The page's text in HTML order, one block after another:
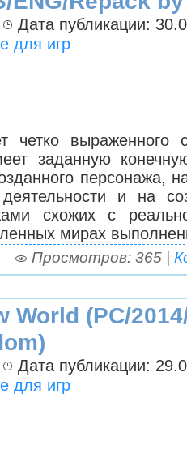
Дата публикации:
для игр
выраженного
заданную
персонажа,
и на
схожих с
мирах
Просмотров: 365 |
World (PC/
Дата публикации:
для игр